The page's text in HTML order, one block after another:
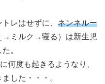
レはせずに、 ネンネルー
→ミルク→寝る）は新生児
。
何度も起きるようなり、
した・・・。